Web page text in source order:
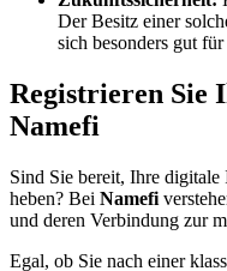
Der Besitz einer
sich besonders gut
Registrieren Sie
Namefi
Sind Sie bereit, Ihre digitale
heben? Bei Namefi
und deren Verbindung zur
Egal, ob Sie nach einer